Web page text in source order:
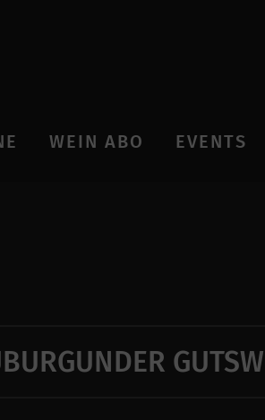
WEIN ABO EVENTS